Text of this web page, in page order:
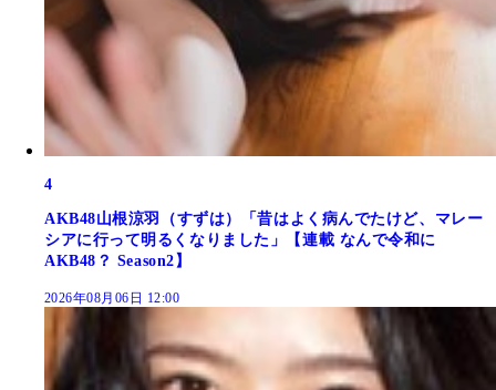
4
AKB48山根涼羽（すずは）「昔はよく病んでたけど、マレー
シアに行って明るくなりました」【連載 なんで令和に
AKB48？ Season2】
2026年08月06日 12:00